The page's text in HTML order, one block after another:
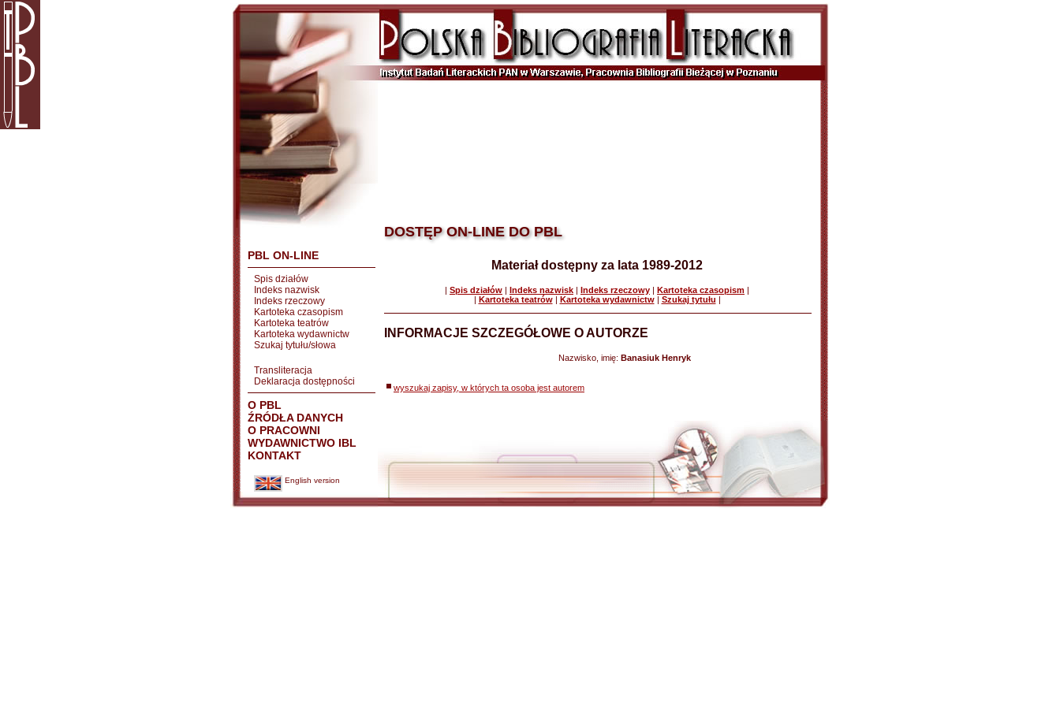
PBL ON-LINE
Spis działów
Indeks nazwisk
Indeks rzeczowy
Kartoteka czasopism
Kartoteka teatrów
Kartoteka wydawnictw
Szukaj tytułu/słowa
Transliteracja
Deklaracja dostępności
O PBL
ŹRÓDŁA DANYCH
O PRACOWNI
WYDAWNICTWO IBL
KONTAKT
English version
DOSTĘP ON-LINE DO PBL
Materiał dostępny za lata 1989-2012
| Spis działów | Indeks nazwisk | Indeks rzeczowy | Kartoteka czasopism |
| Kartoteka teatrów| Kartoteka wydawnictw| Szukaj tytułu |
INFORMACJE SZCZEGÓŁOWE O AUTORZE
Nazwisko, imię: Banasiuk Henryk
wyszukaj zapisy, w których ta osoba jest autorem